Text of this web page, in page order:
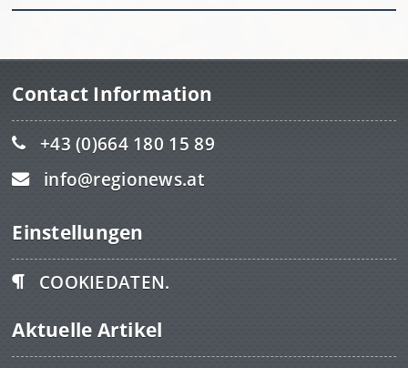
Contact Information
+43 (0)664 180 15 89
info@regionews.at
Einstellungen
COOKIEDATEN.
Aktuelle Artikel